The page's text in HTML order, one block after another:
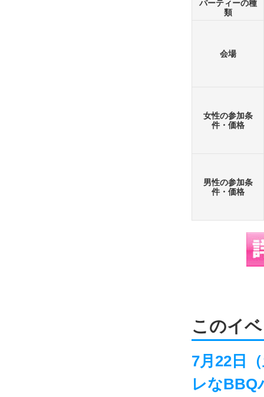
パーティーの種
類
会場
女性の参加条
件・価格
男性の参加条
件・価格
このイ
7月22日
レなBBQ